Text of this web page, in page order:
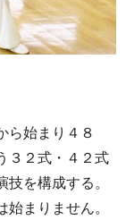
ら始まり４８
３２式・４２式
を構成する。
始まりません。